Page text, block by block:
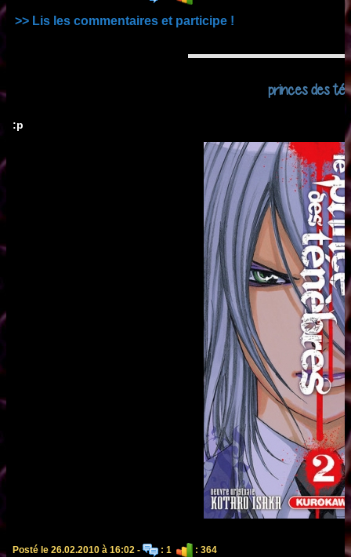
>> Lis les commentaires et participe !
princes des
:p
Posté le 26.02.2010 à 16:02 - : 1 : 364